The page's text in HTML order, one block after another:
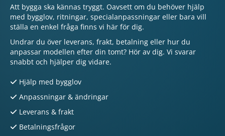
Att bygga ska kännas tryggt. Oavsett om du behöver hjälp
med bygglov, ritningar, specialanpassningar eller bara vill
ställa en enkel fråga finns vi här för dig.
Undrar du över leverans, frakt, betalning eller hur du
anpassar modellen efter din tomt? Hör av dig. Vi svarar
snabbt och hjälper dig vidare.
Hjälp med bygglov
Anpassningar & ändringar
Leverans & frakt
Betalningsfrågor